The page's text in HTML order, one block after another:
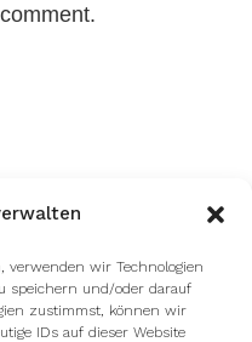
verwenden wir Technologien
speichern und/oder darauf
zustimmst, können wir
IDs auf dieser Website